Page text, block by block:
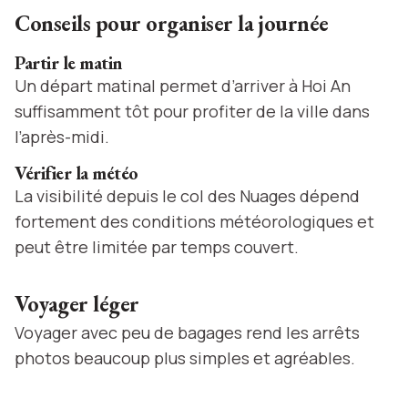
Conseils pour organiser la journée
Partir le matin
Un départ matinal permet d’arriver à Hoi An
suffisamment tôt pour profiter de la ville dans
l’après-midi.
Vérifier la météo
La visibilité depuis le col des Nuages dépend
fortement des conditions météorologiques et
peut être limitée par temps couvert.
Voyager léger
Voyager avec peu de bagages rend les arrêts
photos beaucoup plus simples et agréables.